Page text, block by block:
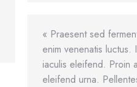
« Praesent sed
enim venenatis
iaculis eleifend. Proin
eleifend urna.